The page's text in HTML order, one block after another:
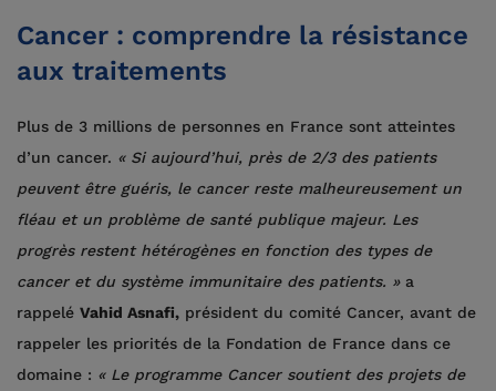
Cancer : comprendre la résistance
aux traitements
Plus de 3 millions de personnes en France sont atteintes
d’un cancer. « Si aujourd’hui, près de 2/3 des patients
peuvent être guéris, le cancer reste malheureusement un
fléau et un problème de santé publique majeur. Les
progrès restent hétérogènes en fonction des types de
cancer et du système immunitaire des patients. »a
rappelé Vahid Asnafi, président du comité Cancer, avant de
rappeler les priorités de la Fondation de France dans ce
domaine : « Le programme Cancer soutient des projets de